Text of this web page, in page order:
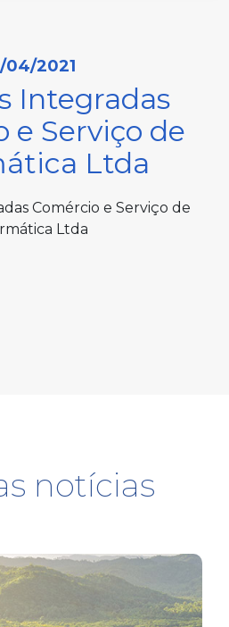
04/2021
Integradas
e Serviço de
Ltda
notícias